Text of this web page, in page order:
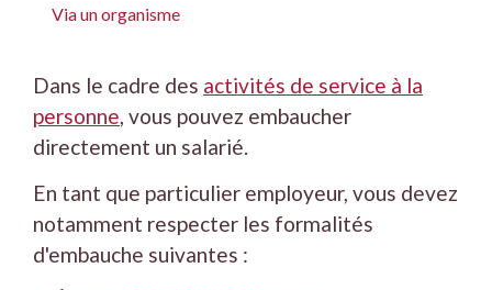
Via un organisme
Dans le cadre des activités de service à la
personne, vous pouvez embaucher
directement un salarié.
En tant que particulier employeur, vous devez
notamment respecter les formalités
d'embauche suivantes :